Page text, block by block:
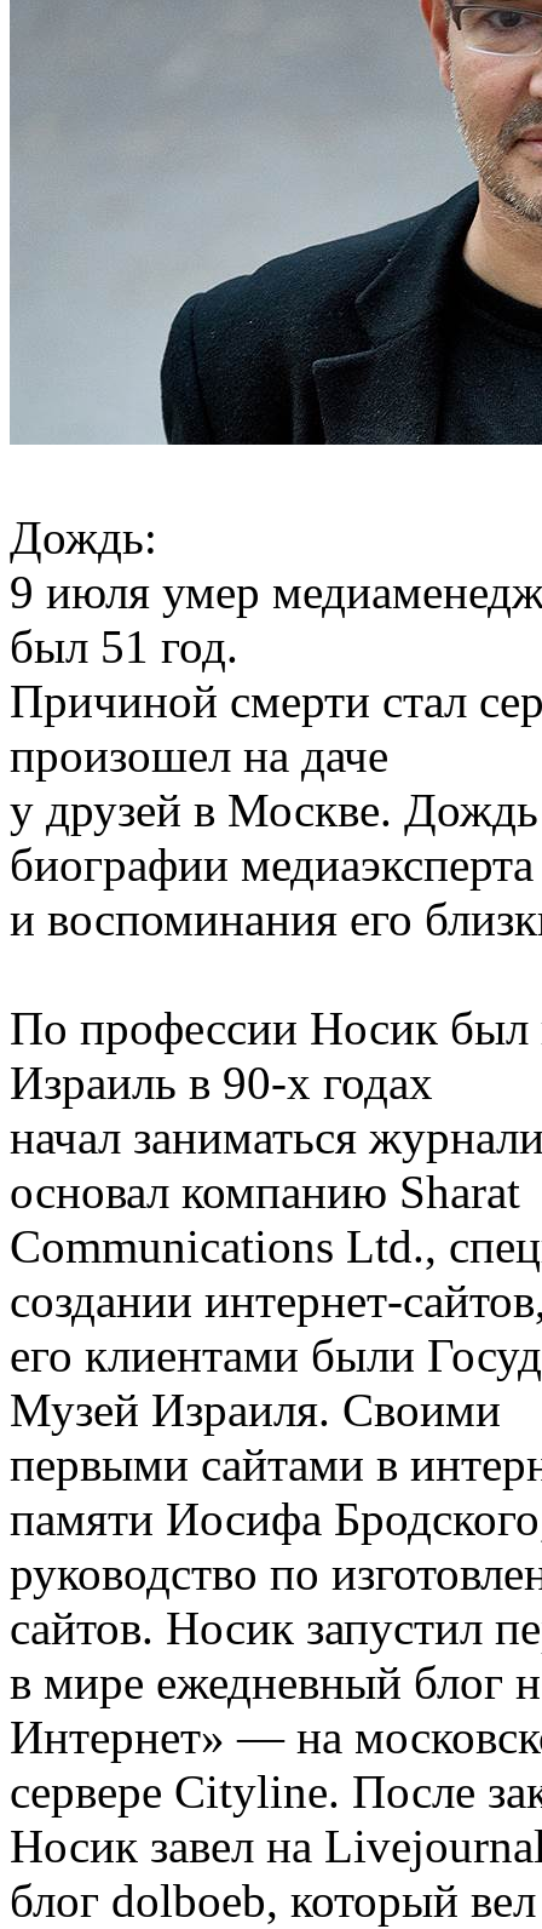
Дождь:
9 июля умер
был 51 год.
Причиной смерти стал
произошел на даче
у друзей в Москве.
биографии медиаэксперта
и воспоминания его
По профессии Носик был
Израиль в 90-х годах
начал заниматься
основал компанию Sharat
Communications Ltd.,
создании интернет-
его клиентами были
Музей Израиля. Своими
первыми сайтами в
памяти Иосифа
руководство по
сайтов. Носик запустил
в мире ежедневный блог
Интернет» — на
сервере Cityline. После
Носик завел на
блог dolboeb, который